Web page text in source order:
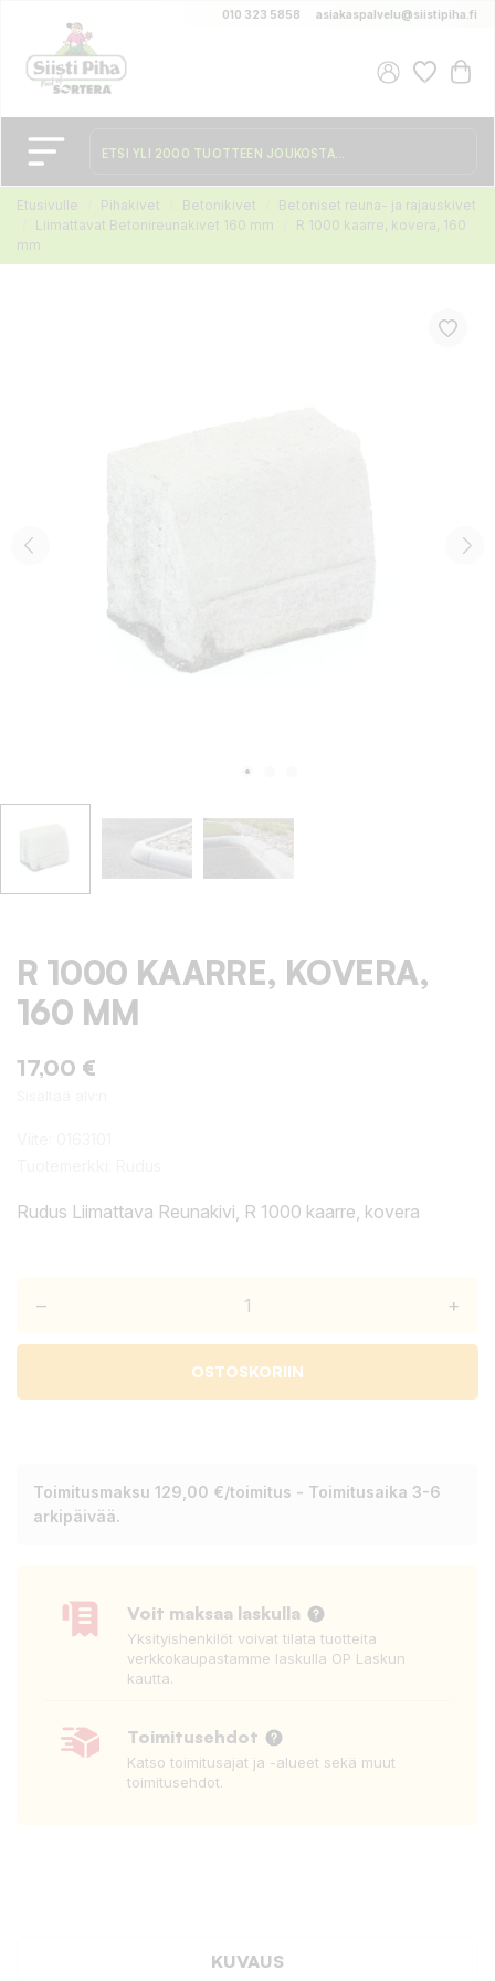
010 323 5858 asiakaspalvelu@siistipiha.fi
Etusivulle Pihakivet Betonikivet
Betoniset reuna- ja rajauskivet
Liimattavat Betonireunakivet 160 mm
R 1000 kaarre, kovera, 160
mm
R 1000 KAARRE, KOVERA,
160 MM
17,00 €
Rudus Liimattava Reunakivi, R 1000 kaarre, kovera
– +
OSTOSKORIIN
Toimitusmaksu 129,00 €/toimitus - Toimitusaika 3-6
arkipäivää.
Voit maksaa laskulla
Yksityishenkilöt voivat tilata tuotteita
verkkokaupastamme laskulla OP Laskun
kautta.
Toimitusehdot
Katso toimitusajat ja -alueet sekä muut
toimitusehdot.
KUVAUS